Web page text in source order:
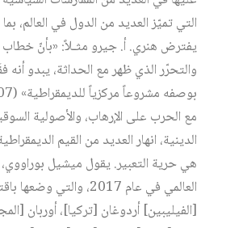
التي تميّز العديد من الدول في العالم،
يفترض هنري. أ. جيرو مثـلاً: «بأنّ خطاب
والتحرّر الذي ظهر مع الحداثة، يبدو أنه
مع الحرب على الإرهاب، والأصولية
الدينية، انهار العديد من القيم
هي حرية التعبير. يقول ميشيل بوراووي،
العالمي في عام 2017، والتي
[الفيليبين] أردوغان [تركيا]، أوربان